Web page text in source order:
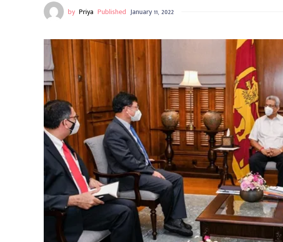
by Priya Published January 11, 2022